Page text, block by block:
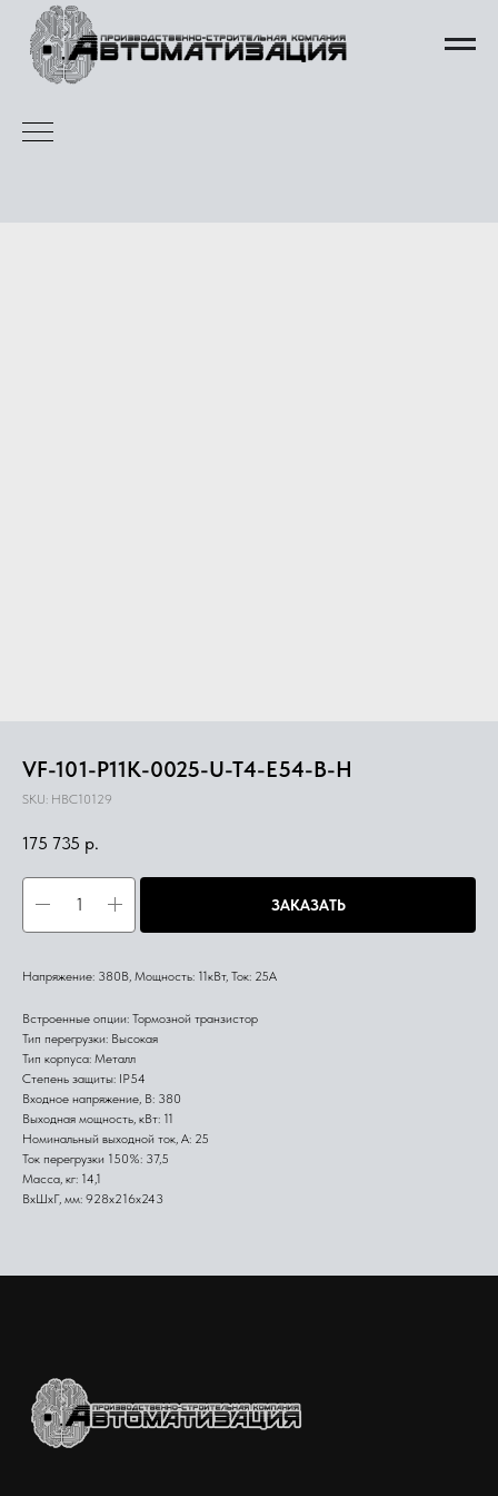
VF-101-P11K-0025-U-T4-E54-B-H
SKU: HBC10129
175 735 р.
ЗАКАЗАТЬ
Напряжение: 380В, Мощность: 11кВт, Ток: 25А
Встроенные опции: Тормозной транзистор
Тип перегрузки: Высокая
Тип корпуса: Металл
Степень защиты: IP54
Входное напряжение, В: 380
Выходная мощность, кВт: 11
Номинальный выходной ток, А: 25
Ток перегрузки 150%: 37,5
Масса, кг: 14,1
ВхШхГ, мм: 928х216х243